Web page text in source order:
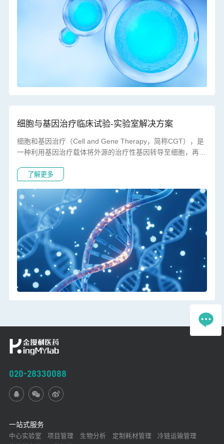
细胞与基因治疗临床试验-实验室解决方案
细胞和基因治疗（Cell and Gene Therapy，简称CGT），是
一种利用基因治疗载体将外源的治疗性基因转导至细胞，再通
的方法。基因治疗则是从指导蛋白质合成的根源——DNA入
状，实现从根源上治疗疾病。 金墁利团队拥有多年临床样本
检测和多平台协同整体解决方案经验，对各类疾病都有深刻理
解，能为各种适应症与各类型细胞和基因疗法提供解决方案。
了解更多
020-28330088
一站式服务
中心实验室 项目管理 生物分析 定制耗材管理
冷链运输管理